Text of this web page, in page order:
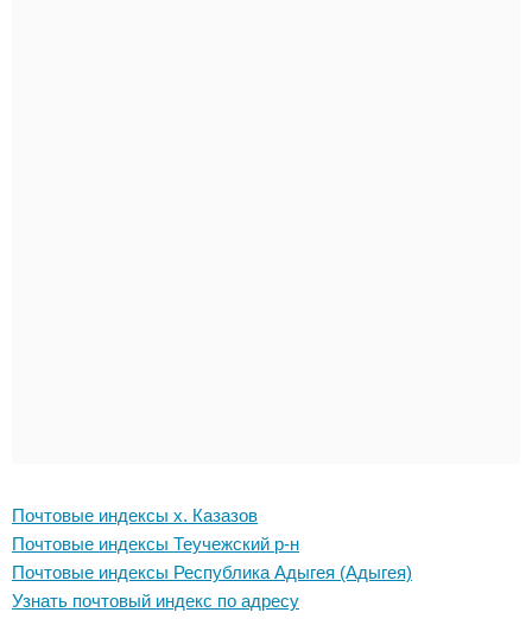
Почтовые индексы х. Казазов
Почтовые индексы Теучежский р-н
Почтовые индексы Республика Адыгея (Адыгея)
Узнать почтовый индекс по адресу